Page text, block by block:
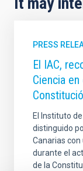
PRESS
El IAC,
Ciencia
El Instituto
distinguido
Canarias
durante el
de la